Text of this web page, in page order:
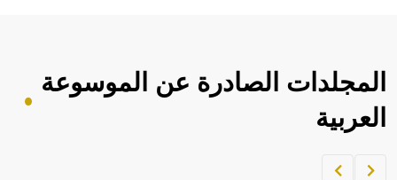
المجلدات الصادرة عن الموسوعة
العربية